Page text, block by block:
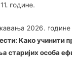
године.
2026. године
Како учинити
старијих особа